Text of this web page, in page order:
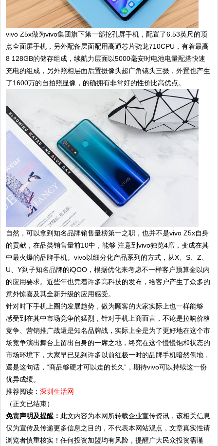
vivo Z5x做为vivo集团旗下第一部挖孔屏手机，配置了6.53英尺的顶
点全面屏手机，另外配备层面配用高通芯片骁龙710CPU，有着最高
8 128GB的储存组成，续航力层面以5000毫安时电池电量配搭快速
充电的组成，另外照相层面后置摄像头超广角镜头三摄，外置也产生
了1600万的自拍照显像，的确拥有非常好的性价比高优点。
自然，可以拿到知名品牌销售量榜第一之职，也并不是vivo Z5x自身
的贡献，在品类销售量前10中，能够 注意到vivo独览4席，变成在其
中最火爆的品牌手机。vivo以细分化产品系列的方式，从X、S、Z、
U、Y到子知名品牌的iQOO，根据优化来考虑不一样客户预算金以内
的应用要求。近些年也凭着许多高科技的发布，给客户产生了众多的
意外惊喜及其全新升级的应用感受。
针对时下手机上圈的发展趋势，做为顾客的大家实际上也一样能够
感受到在其中市场竞争的猛烈，针对手机上商而言，不论是拉响价格
竞争、营销推广战還是知名品牌战，实际上全是为了更好地在这个市
场竞争演出舞台上留出自身的一席之地，终究在这个慢慢饱和状态的
市场环境下，大家早已见到许多以前红极一时的品牌手机暗然倒地，
還是这句话，“商品够硬才可以走的长久”，期待vivo可以持续这一份
优异成绩。
推荐阅读：深圳生活网
（正文已结束）
免责声明及提醒： 此文内容为本网所转载企业宣传资讯，该相关信息
仅为宣传及传递更多信息之目的，不代表本网站观点，文章真实性请
浏览者慎重核实！任何投资加盟均有风险，提醒广大民众投资需谨